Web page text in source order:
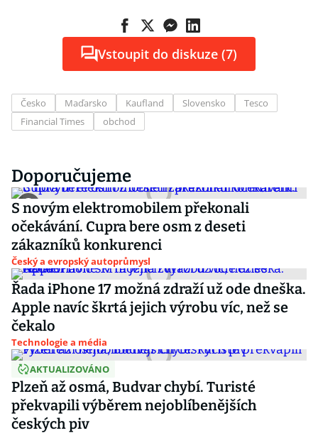
Vstoupit do diskuze (7)
Česko Maďarsko Kaufland Slovensko
Tesco
Financial Times
obchod
Doporučujeme
S novým elektromobilem překonali
očekávání. Cupra bere osm z deseti
zákazníků konkurenci
Český a evropský autoprůmysl
Řada iPhone 17 možná zdraží už ode dneška.
Apple navíc škrtá jejich výrobu víc, než se
čekalo
Technologie a média
AKTUALIZOVÁNO
Plzeň až osmá, Budvar chybí. Turisté
překvapili výběrem nejoblíbenějších
českých piv